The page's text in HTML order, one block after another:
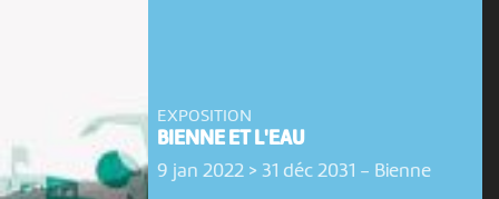
EXPOSITION
BIENNE ET L'EAU
9 jan 2022 > 31 déc 2031 - Bienne